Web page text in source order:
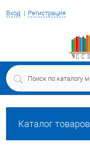
Вход Регистрация
Каталог товаров